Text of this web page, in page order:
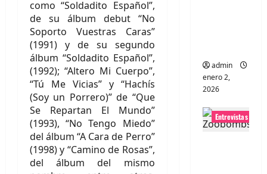
como “Soldadito Español”,
de su álbum debut “No
Soporto Vuestras Caras”
(1991) y de su segundo
álbum “Soldadito Español”,
(1992); “Altero Mi Cuerpo”,
“Tú Me Vicias” y “Hachís
(Soy un Porrero)” de “Que
Se Repartan El Mundo”
(1993), “No Tengo Miedo”
del álbum “A Cara de Perro”
(1998) y “Camino de Rosas”,
del álbum del mismo
admin
enero 2,
2026
Entrevistas